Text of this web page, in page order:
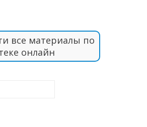
все материалы по
онлайн